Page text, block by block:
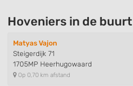
Hoveniers in de buurt
Matyas Vajon
Steigerdijk 71
1705MP Heerhugowaard
Op 0,70 km afstand